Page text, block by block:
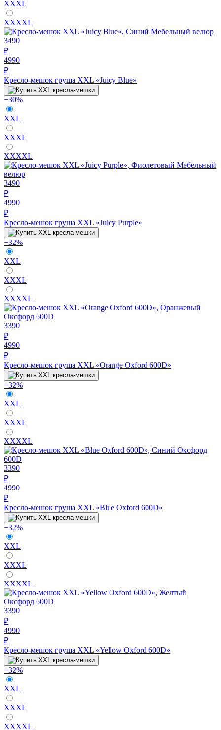
XXXL
XXXXL
3490
₽
4990
₽
Кресло-мешок груша XXL «Juicy Blue»
−30%
XXL
XXXL
XXXXL
3490
₽
4990
₽
Кресло-мешок груша XXL «Juicy Purple»
−32%
XXL
XXXL
XXXXL
3390
₽
4990
₽
Кресло-мешок груша XXL «Orange Oxford 600D»
−32%
XXL
XXXL
XXXXL
3390
₽
4990
₽
Кресло-мешок груша XXL «Blue Oxford 600D»
−32%
XXL
XXXL
XXXXL
3390
₽
4990
₽
Кресло-мешок груша XXL «Yellow Oxford 600D»
−32%
XXL
XXXL
XXXXL